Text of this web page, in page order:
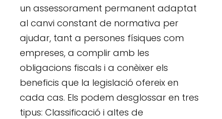
un assessorament permanent adaptat
al canvi constant de normativa per
ajudar, tant a persones físiques com
empreses, a complir amb les
obligacions fiscals i a conèixer els
beneficis que la legislació ofereix en
cada cas. Els podem desglossar en tres
tipus: Classificació i altes de